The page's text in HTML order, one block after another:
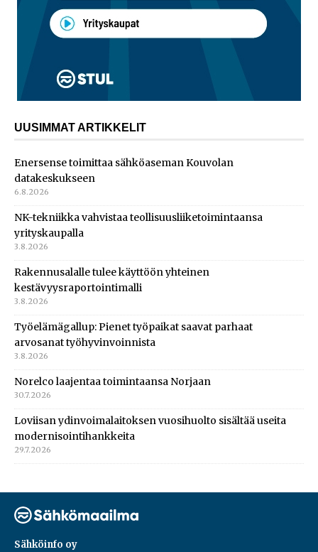
UUSIMMAT ARTIKKELIT
Enersense toimittaa sähköaseman Kouvolan
datakeskukseen
6.8.2026
NK-tekniikka vahvistaa teollisuusliiketoimintaansa
yrityskaupalla
3.8.2026
Rakennusalalle tulee käyttöön yhteinen
kestävyysraportointimalli
3.8.2026
Työelämägallup: Pienet työpaikat saavat parhaat
arvosanat työhyvinvoinnista
3.8.2026
Norelco laajentaa toimintaansa Norjaan
30.7.2026
Loviisan ydinvoimalaitoksen vuosihuolto sisältää useita
modernisointihankkeita
29.7.2026
Sähköinfo oy